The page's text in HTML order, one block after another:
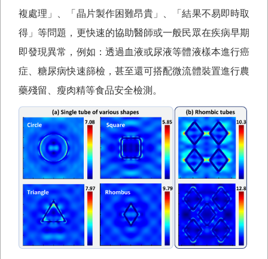
複處理」、「晶片製作困難昂貴」、「結果不易即時取
得」等問題，更快速的協助醫師或一般民眾在疾病早期
即發現異常，例如：透過血液或尿液等體液樣本進行癌
症、糖尿病快速篩檢，甚至還可搭配微流體裝置進行農
藥殘留、瘦肉精等食品安全檢測。